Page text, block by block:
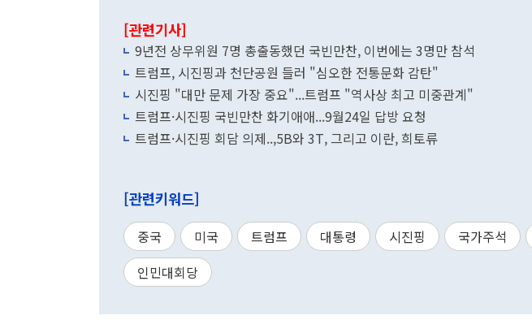
[관련기사]
9년전 상무위원 7명 총출동했던 국빈만찬, 이번에는 3명만 참석
트럼프, 시진핑과 천단공원 들러 "심오한 전통문화 감탄"
시진핑 "대만 문제 가장 중요"...트럼프 "역사상 최고 미중관계"
트럼프·시진핑 국빈만찬 화기애애...9월24일 답방 요청
트럼프·시진핑 회담 의제..,5B와 3T, 그리고 이란, 희토류
[관련키워드]
중국 미국 트럼프 대통령 시진핑 국가주석
인민대회당